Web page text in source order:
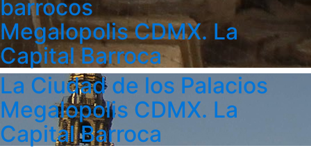
barrocos
Megalopolis CDMX. La
Capital Barroca
La Ciudad de los Palacios
Megalopolis CDMX. La
Capital Barroca